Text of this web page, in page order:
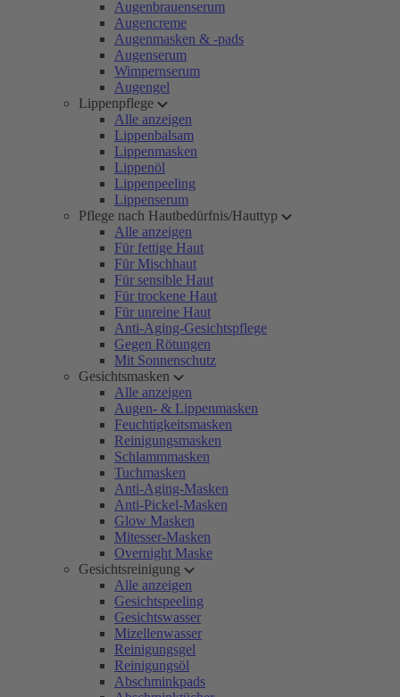
Augenbrauenserum
Augencreme
Augenmasken & -pads
Augenserum
Wimpernserum
Augengel
Lippenpflege
Alle anzeigen
Lippenbalsam
Lippenmasken
Lippenöl
Lippenpeeling
Lippenserum
Pflege nach Hautbedürfnis/Hauttyp
Alle anzeigen
Für fettige Haut
Für Mischhaut
Für sensible Haut
Für trockene Haut
Für unreine Haut
Anti-Aging-Gesichtspflege
Gegen Rötungen
Mit Sonnenschutz
Gesichtsmasken
Alle anzeigen
Augen- & Lippenmasken
Feuchtigkeitsmasken
Reinigungsmasken
Schlammmasken
Tuchmasken
Anti-Aging-Masken
Anti-Pickel-Masken
Glow Masken
Mitesser-Masken
Overnight Maske
Gesichtsreinigung
Alle anzeigen
Gesichtspeeling
Gesichtswasser
Mizellenwasser
Reinigungsgel
Reinigungsöl
Abschminkpads